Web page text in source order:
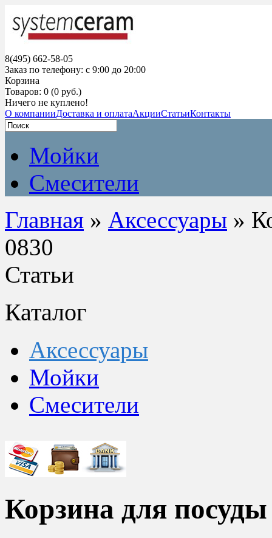
8(495) 662-58-05
Заказ по телефону: с 9:00 до 20:00
Корзина
Товаров: 0 (0 руб.)
Ничего не куплено!
О компанииДоставка и оплатаАкцииСтатьиКонтакты
Мойки
Смесители
Главная » Аксессуары »
0830
Статьи
Каталог
Аксессуары
Мойки
Смесители
Корзина для